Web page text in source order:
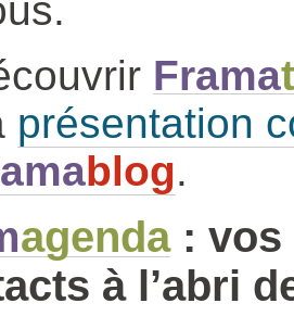
Frama
présentation
blog.
agenda: vos
à l’abri